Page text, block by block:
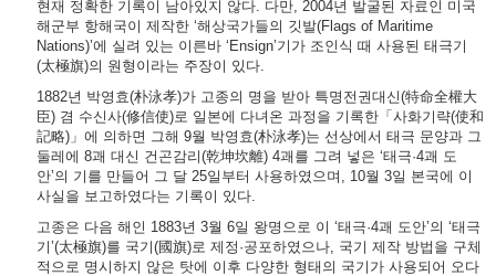
현재 정확한 기록이 남아있지 않다. 다만, 2004년 발굴된 자료인 미국
해군부 항해국이 제작한 ‘해상국가들의 깃발(Flags of Maritime
Nations)’에 실려 있는 이른바 ‘Ensign’기가 조인식 때 사용된 태극기
(太極旗)의 원형이라는 주장이 있다.
1882년 박영효(朴泳孝)가 고종의 명을 받아 특명전권대신(特命全權大
臣) 겸 수신사(修信使)로 일본에 다녀온 과정을 기록한「사화기략(使和
記略)」에 의하면 그해 9월 박영효(朴泳孝)는 선상에서 태극 문양과 그
둘레에 8괘 대신 건곤감리(乾坤坎離) 4괘를 그려 넣은 ‘태극·4괘 도
안’의 기를 만들어 그 달 25일부터 사용하였으며, 10월 3일 본국에 이
사실을 보고하였다는 기록이 있다.
고종은 다음 해인 1883년 3월 6일 왕명으로 이 ‘태극·4괘 도안’의 ‘태극
기’(太極旗)를 국기(國旗)로 제정·공포하였으나, 국기 제작 방법을 구체
적으로 명시하지 않은 탓에 이후 다양한 형태의 국기가 사용되어 오다